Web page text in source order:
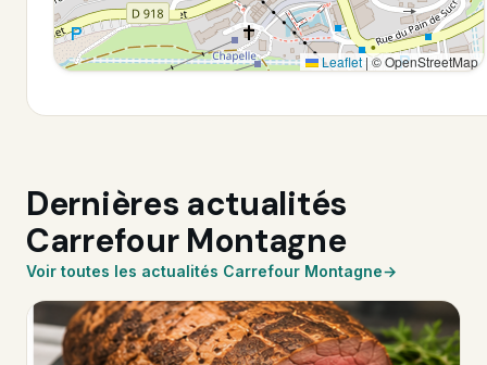
Leaflet |© OpenStreetMap
Dernières actualités
Carrefour Montagne
Voir toutes les actualités Carrefour Montagne